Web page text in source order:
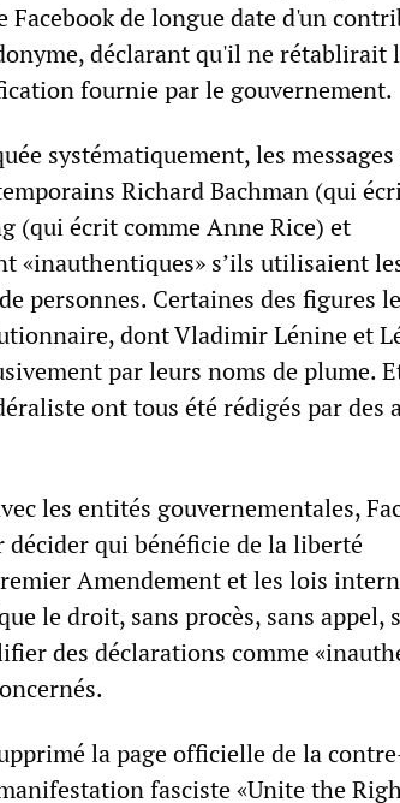
de longue date d'un
déclarant qu'il ne rétablirait
fournie par le gouvernement.
systématiquement, les messages
Richard Bachman (qui
(qui écrit comme Anne Rice) et
«inauthentiques» s’ils utilisaient
personnes. Certaines des figures
dont Vladimir Lénine et
par leurs noms de plume.
ont tous été rédigés par des
les entités gouvernementales,
qui bénéficie de la liberté
Amendement et les lois
le droit, sans procès, sans appel,
des déclarations comme
la page officielle de la
fasciste «Unite the